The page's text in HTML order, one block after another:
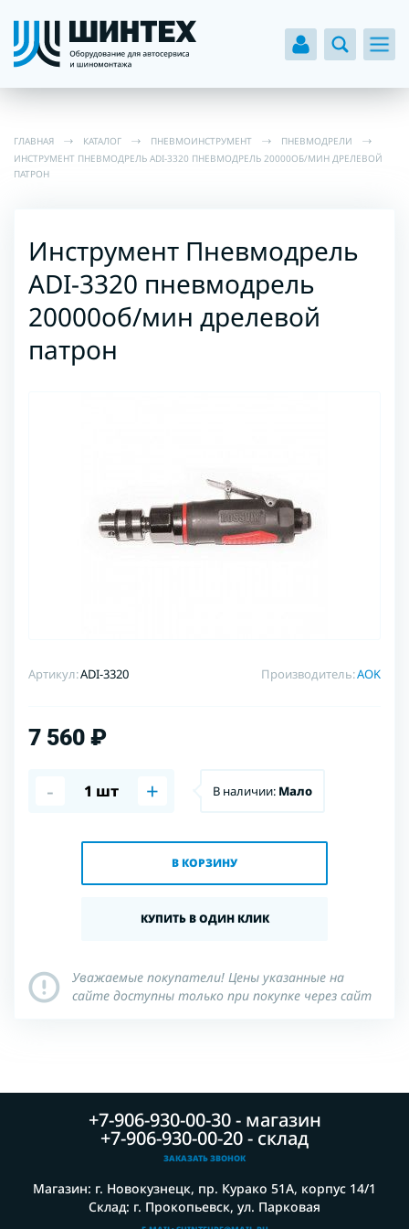
ГЛАВНАЯ КАТАЛОГ ПНЕВМОИНСТРУМЕНТ
ПНЕВМОДРЕЛИ
ИНСТРУМЕНТ ПНЕВМОДРЕЛЬ ADI-3320 ПНЕВМОДРЕЛЬ 20000ОБ/МИН ДРЕЛЕВОЙ
ПАТРОН
Инструмент Пневмодрель
ADI-3320 пневмодрель
20000об/мин дрелевой
патрон
Артикул:ADI-3320 Производитель:AOK
7 560 ₽
- + В наличии: Мало
В КОРЗИНУ
КУПИТЬ В ОДИН КЛИК
Уважаемые покупатели! Цены указанные на
сайте доступны только при покупке через сайт
+7-906-930-00-30 - магазин
+7-906-930-00-20 - склад
ЗАКАЗАТЬ ЗВОНОК
Магазин: г. Новокузнецк, пр. Курако 51А, корпус 14/1
Склад: г. Прокопьевск, ул. Парковая